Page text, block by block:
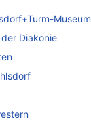
Museum
Diakonie